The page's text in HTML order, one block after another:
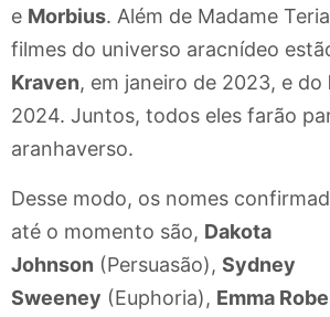
e Morbius. Além de Madame
filmes do universo aracnídeo
Kraven, em janeiro de 2023, e do
2024. Juntos, todos eles farão
aranhaverso.
Desse modo, os nomes
até o momento são, Dakota
Johnson (Persuasão), Sydney
Sweeney (Euphoria), Emma